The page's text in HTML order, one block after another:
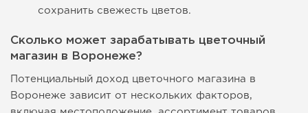
сохранить свежесть цветов.
Сколько может зарабатывать цветочный
магазин в Воронеже?
Потенциальный доход цветочного магазина в
Воронеже зависит от нескольких факторов,